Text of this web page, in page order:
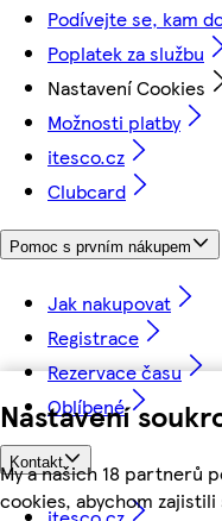
Nastavení
My a našich 18 partnerů
cookies, abychom
Podívejte se, kam
Poplatek za službu
Nastavení Cookies
Možnosti platby
itesco.cz
Clubcard
Pomoc s prvním nákupem
Jak nakupovat
Registrace
Rezervace času
Oblíbené
Kontakt